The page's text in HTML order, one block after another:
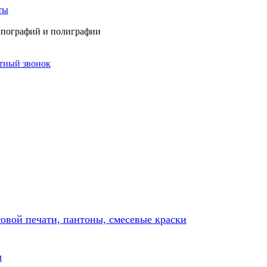
и полиграфии
звонок
печати, пантоны, смесевые краски